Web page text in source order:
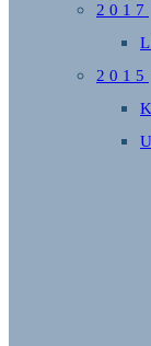
2017
2015